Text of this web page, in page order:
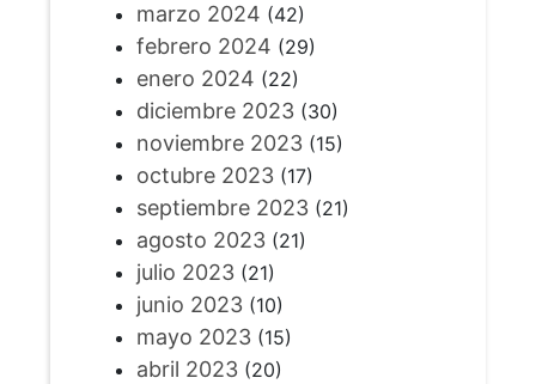
marzo 2024 (42)
febrero 2024 (29)
enero 2024 (22)
diciembre 2023(30)
noviembre 2023(15)
octubre 2023(17)
septiembre 2023(21)
agosto 2023(21)
julio 2023(21)
junio 2023(10)
mayo 2023(15)
abril 2023(20)